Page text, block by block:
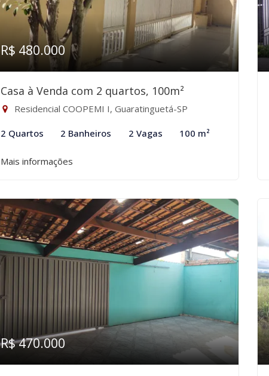
R$ 480.000
Casa à Venda com 2 quartos, 100m²
Residencial COOPEMI I, Guaratinguetá-SP
2 Quartos 2 Banheiros 2 Vagas 100 m²
Mais informações
R$ 470.000